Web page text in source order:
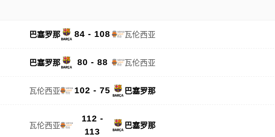
巴塞罗那 84 - 108 瓦伦西亚
巴塞罗那 80 - 88 瓦伦西亚
瓦伦西亚 102 - 75 巴塞罗那
瓦伦西亚
112 -
113
巴塞罗那